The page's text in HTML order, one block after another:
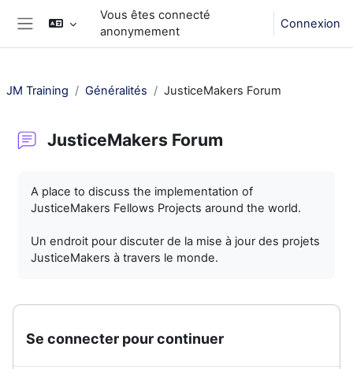
Passer au contenu principal
Panneau latéral
Vous êtes connecté
anonymement
Connexion
JM Training Généralités JusticeMakers Forum
JusticeMakers Forum
A place to discuss the implementation of
JusticeMakers Fellows Projects around the world.
Un endroit pour discuter de la mise à jour des projets
JusticeMakers à travers le monde.
Se connecter pour continuer